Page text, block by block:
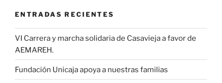
ENTRADAS RECIENTES
VI Carrera y marcha solidaria de Casavieja a favor de
AEMAREH.
Fundación Unicaja apoya a nuestras familias